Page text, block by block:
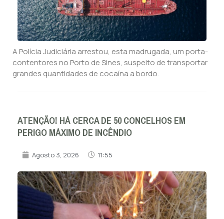
A Polícia Judiciária arrestou, esta madrugada, um porta-
contentores no Porto de Sines, suspeito de transportar
grandes quantidades de cocaína a bordo.
ATENÇÃO! HÁ CERCA DE 50 CONCELHOS EM
PERIGO MÁXIMO DE INCÊNDIO
Agosto 3, 2026 11:55